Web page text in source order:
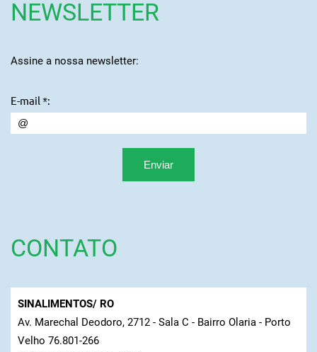
NEWSLETTER
Assine a nossa newsletter:
E-mail *:
CONTATO
SINALIMENTOS/ RO
Av. Marechal Deodoro, 2712 - Sala C - Bairro Olaria - Porto
Velho 76.801-266